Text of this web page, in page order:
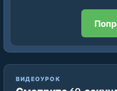
ВИДЕОУРОК
Руководство по